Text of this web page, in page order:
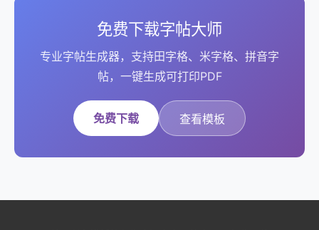
免费下载字帖大师
专业字帖生成器，支持田字格、米字格、拼音字
帖，一键生成可打印PDF
免费下载 查看模板